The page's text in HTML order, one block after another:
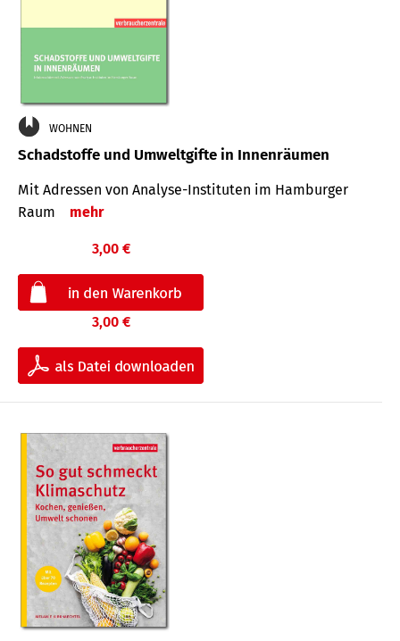
WOHNEN
Schadstoffe und Umweltgifte in Innenräumen
Mit Adressen von Analyse-Insti­tuten im Hamburger
Raum
mehr
3,00 €
3,00 €